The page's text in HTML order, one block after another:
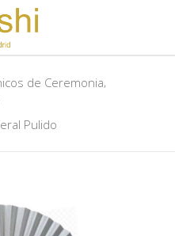
de Ceremonia,
Pulido